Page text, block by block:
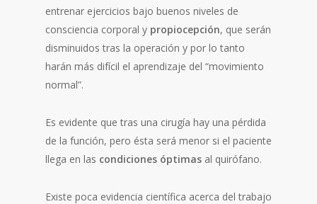
entrenar ejercicios bajo buenos niveles de
consciencia corporal y propiocepción, que serán
disminuidos tras la operación y por lo tanto
harán más difícil el aprendizaje del “movimiento
normal”.
Es evidente que tras una cirugía hay una pérdida
de la función, pero ésta será menor si el paciente
llega en las condiciones óptimas al quirófano.
Existe poca evidencia científica acerca del trabajo